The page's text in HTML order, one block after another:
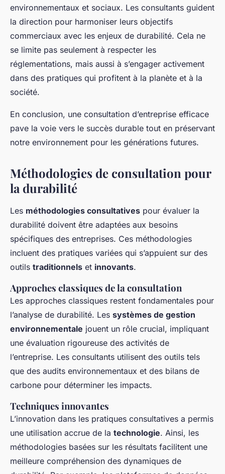
environnementaux et sociaux. Les consultants guident
la direction pour harmoniser leurs objectifs
commerciaux avec les enjeux de durabilité. Cela ne
se limite pas seulement à respecter les
réglementations, mais aussi à s’engager activement
dans des pratiques qui profitent à la planète et à la
société.
En conclusion, une consultation d’entreprise efficace
pave la voie vers le succès durable tout en préservant
notre environnement pour les générations futures.
Méthodologies de consultation pour
la durabilité
Les méthodologies consultatives pour évaluer la
durabilité doivent être adaptées aux besoins
spécifiques des entreprises. Ces méthodologies
incluent des pratiques variées qui s’appuient sur des
outils traditionnels et innovants.
Approches classiques de la consultation
Les approches classiques restent fondamentales pour
l’analyse de durabilité. Les systèmes de gestion
environnementale jouent un rôle crucial, impliquant
une évaluation rigoureuse des activités de
l’entreprise. Les consultants utilisent des outils tels
que des audits environnementaux et des bilans de
carbone pour déterminer les impacts.
Techniques innovantes
L’innovation dans les pratiques consultatives a permis
une utilisation accrue de la technologie. Ainsi, les
méthodologies basées sur les résultats facilitent une
meilleure compréhension des dynamiques de